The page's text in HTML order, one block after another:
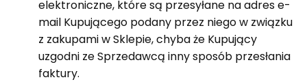
elektroniczne, które są przesyłane na adres e-
mail Kupującego podany przez niego w związku
z zakupami w Sklepie, chyba że Kupujący
uzgodni ze Sprzedawcą inny sposób przesłania
faktury.